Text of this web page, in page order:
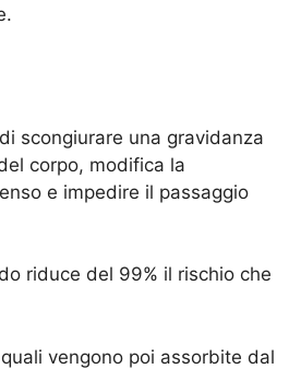
scongiurare una gravidanza
corpo, modifica la
e impedire il passaggio
riduce del 99% il rischio che
vengono poi assorbite dal